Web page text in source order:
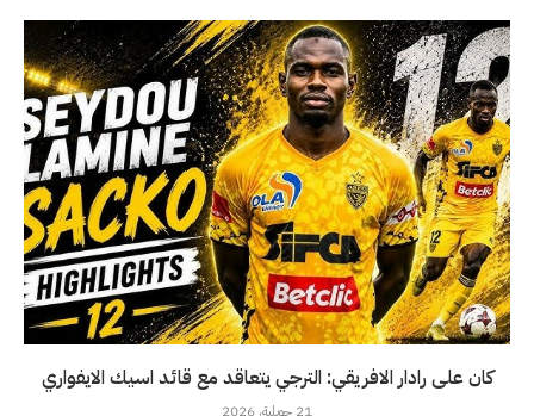
كان على رادار الافريقي: الترجي يتعاقد مع قائد اسيك الايفواري
21 جويلية، 2026